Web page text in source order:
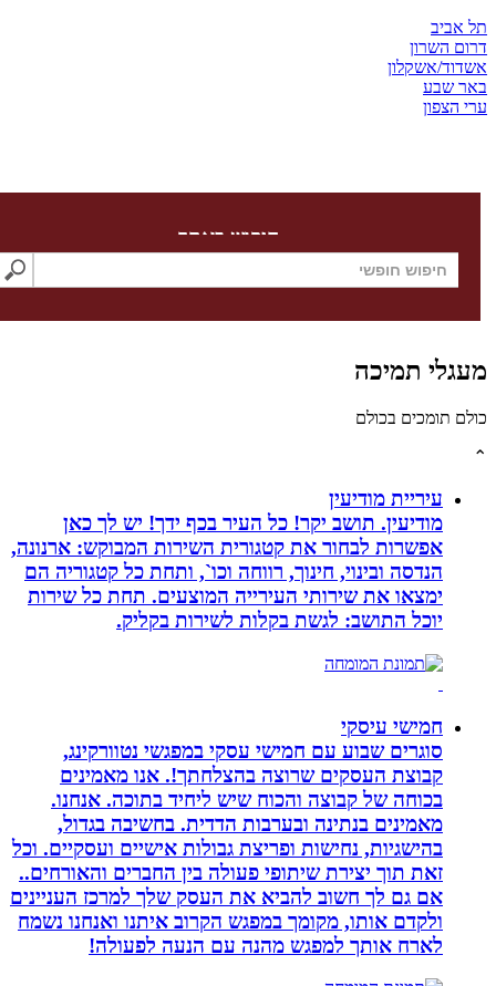
אביב
השרון
אשקלון
שבע
הצפון
חיפוש באתר
תמיכה
תומכים בכולם
עיריית מודיעין
מודיעין. תושב יקר! כל העיר בכף ידך! יש לך כאן
אפשרות לבחור את קטגורית השירות המבוקש: ארנונה,
הנדסה ובינוי, חינוך, רווחה וכו`, ותחת כל קטגוריה הם
ימצאו את שירותי העירייה המוצעים. תחת כל שירות
יוכל התושב: לגשת בקלות לשירות בקליק.
חמישי עיסקי
סוגרים שבוע עם חמישי עסקי במפגשי נטוורקינג,
קבוצת העסקים שרוצה בהצלחתך!. אנו מאמינים
בכוחה של קבוצה והכוח שיש ליחיד בתוכה. אנחנו.
מאמינים בנתינה ובערבות הדדית. בחשיבה בגדול,
בהישגיות, נחישות ופריצת גבולות אישיים ועסקיים. וכל
זאת תוך יצירת שיתופי פעולה בין החברים והאורחים..
אם גם לך חשוב להביא את העסק שלך למרכז העניינים
ולקדם אותו, מקומך במפגש הקרוב איתנו ואנחנו נשמח
לארח אותך למפגש מהנה עם הנעה לפעולה!